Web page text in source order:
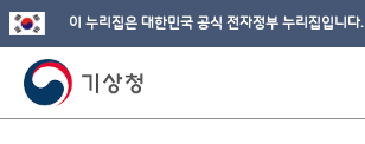
이 누리집은 대한민국 공식 전자정부 누리집입니다.